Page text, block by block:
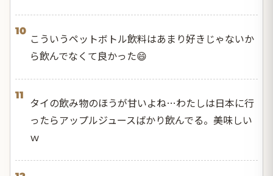
10
こういうペットボトル飲料はあまり好きじゃないか
ら飲んでなくて良かった😄
11
タイの飲み物のほうが甘いよね…わたしは日本に行
ったらアップルジュースばかり飲んでる。美味しい
ｗ